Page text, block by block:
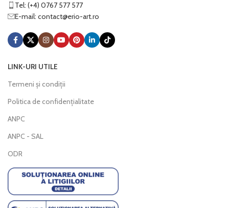
Tel: (+4) 0767 577 577
E-mail:
or.tra-oire
@tcatnoc
LINK-URI UTILE
Termeni și condiții
Politica de confidențialitate
ANPC
ANPC - SAL
ODR